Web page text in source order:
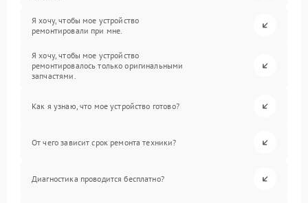
Я хочу, чтобы мое устройство
ремонтировали при мне.
Я хочу, чтобы мое устройство
ремонтировалось только оригинальными
запчастями.
Как я узнаю, что мое устройство готово?
От чего зависит срок ремонта техники?
Диагностика проводится бесплатно?